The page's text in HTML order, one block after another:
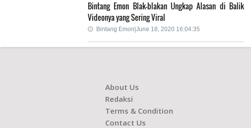
Bintang Emon Blak-blakan Ungkap Alasan di Balik
Videonya yang Sering Viral
Bintang Emon|June 18, 2020 16:04:35
About Us
Redaksi
Terms & Condition
Contact Us